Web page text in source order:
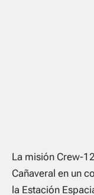
La misión Crew-
Cañaveral en un
la Estación